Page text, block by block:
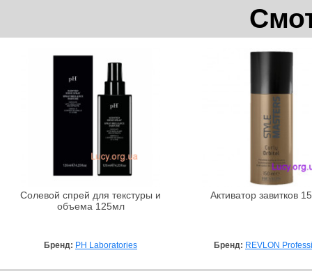
Солевой спрей для текстуры и
объема 125мл
Бренд: PH Laboratories
Активатор завитков
Бренд: REVLON